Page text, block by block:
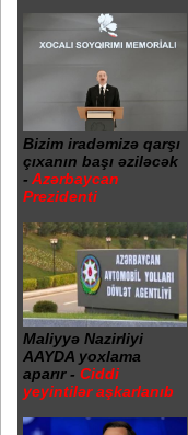
Bizim iradəmizə qarşı
çıxanın başı əziləcək
- Azərbaycan
Prezidenti
Maliyyə Nazirliyi
AAYDA yoxlama
aparır - Ciddi
yeyintilər aşkarlanıb